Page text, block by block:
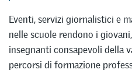
Eventi, servizi giornalistici e
nelle scuole rendono i
insegnanti consapevoli della
percorsi di formazione